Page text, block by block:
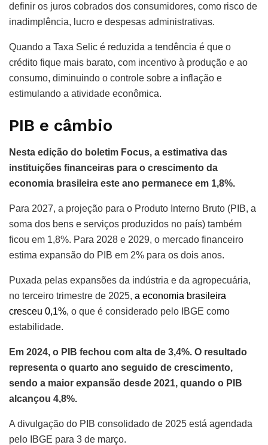
definir os juros cobrados dos consumidores, como risco de
inadimplência, lucro e despesas administrativas.
Quando a Taxa Selic é reduzida a tendência é que o
crédito fique mais barato, com incentivo à produção e ao
consumo, diminuindo o controle sobre a inflação e
estimulando a atividade econômica.
PIB e câmbio
Nesta edição do boletim Focus, a estimativa das
instituições financeiras para o crescimento da
economia brasileira este ano permanece em 1,8%.
Para 2027, a projeção para o Produto Interno Bruto (PIB, a
soma dos bens e serviços produzidos no país) também
ficou em 1,8%. Para 2028 e 2029, o mercado financeiro
estima expansão do PIB em 2% para os dois anos.
Puxada pelas expansões da indústria e da agropecuária,
no terceiro trimestre de 2025, a economia brasileira
cresceu 0,1%, o que é considerado pelo IBGE como
estabilidade.
Em 2024, o PIB fechou com alta de 3,4%. O resultado
representa o quarto ano seguido de crescimento,
sendo a maior expansão desde 2021, quando o PIB
alcançou 4,8%.
A divulgação do PIB consolidado de 2025 está agendada
pelo IBGE para 3 de março.